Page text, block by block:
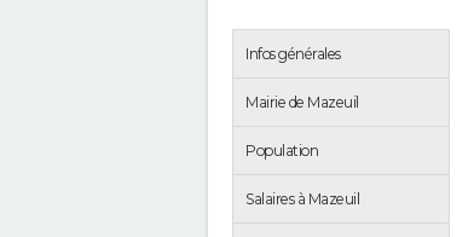
Infos générales
Mairie de Mazeuil
Population
Salaires à Mazeuil